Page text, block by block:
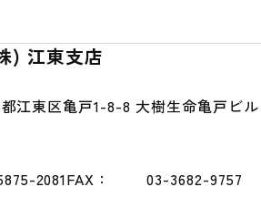
) 江東支店
江東区亀戸1-8-8 大樹生命亀戸ビル
2081FAX： 03-3682-9757